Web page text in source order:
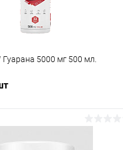
5000 мг 500 мл.